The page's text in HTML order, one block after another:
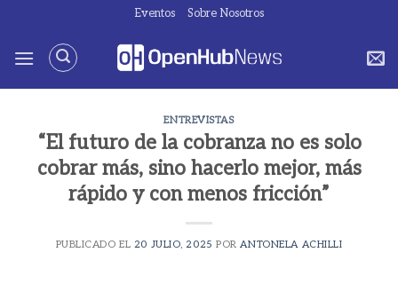
contenido
Eventos Sobre Nosotros
ENTREVISTAS
“El futuro de la cobranza no es solo
cobrar más, sino hacerlo mejor, más
rápido y con menos fricción”
PUBLICADO EL 20 JULIO, 2025 POR ANTONELA ACHILLI